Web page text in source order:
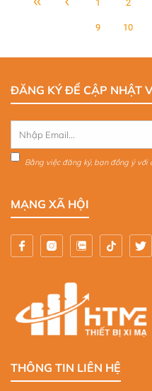
1 2
9 10
ĐĂNG KÝ ĐỂ CẬP NHẬT
Bằng việc đăng ký, bạn đồng ý
MẠNG XÃ HỘI
THÔNG TIN LIÊN HỆ